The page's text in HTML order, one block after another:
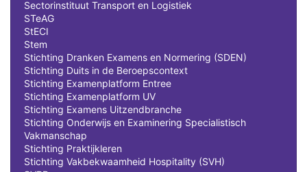
Sectorinstituut Transport en Logistiek
STeAG
StECI
Stem
Stichting Dranken Examens en Normering (SDEN)
Stichting Duits in de Beroepscontext
Stichting Examenplatform Entree
Stichting Examenplatform UV
Stichting Examens Uitzendbranche
Stichting Onderwijs en Examinering Specialistisch
Vakmanschap
Stichting Praktijkleren
Stichting Vakbekwaamheid Hospitality (SVH)